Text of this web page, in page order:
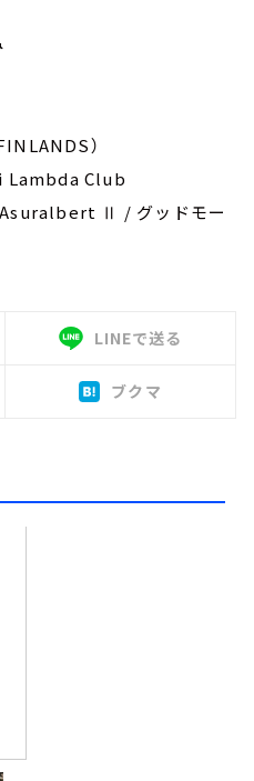
）
Club
Ⅱ / グッドモー
LINEで送る
ブクマ